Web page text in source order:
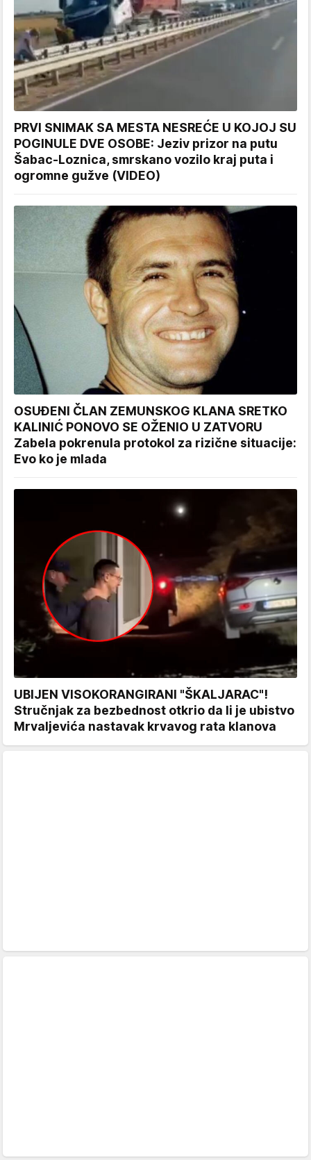
PRVI SNIMAK SA MESTA NESREĆE U KOJOJ SU
POGINULE DVE OSOBE: Jeziv prizor na putu
Šabac-Loznica, smrskano vozilo kraj puta i
ogromne gužve (VIDEO)
OSUĐENI ČLAN ZEMUNSKOG KLANA SRETKO
KALINIĆ PONOVO SE OŽENIO U ZATVORU
Zabela pokrenula protokol za rizične situacije:
Evo ko je mlada
UBIJEN VISOKORANGIRANI "ŠKALJARAC"!
Stručnjak za bezbednost otkrio da li je ubistvo
Mrvaljevića nastavak krvavog rata klanova